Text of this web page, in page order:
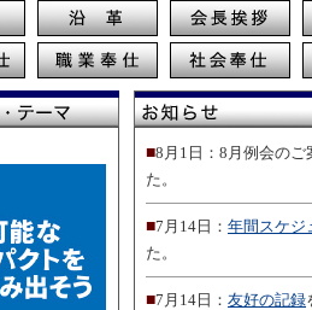
■8月1日：8月例会のご
た。
■7月14日： 年間スケジ
た。
■7月14日： 友好の記録